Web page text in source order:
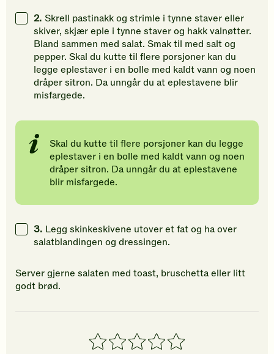
2. Skrell pastinakk og strimle i tynne staver eller
skiver, skjær eple i tynne staver og hakk valnøtter.
Bland sammen med salat. Smak til med salt og
pepper. Skal du kutte til flere porsjoner kan du
legge eplestaver i en bolle med kaldt vann og noen
dråper sitron. Da unngår du at eplestavene blir
misfargede.
Skal du kutte til flere porsjoner kan du legge
eplestaver i en bolle med kaldt vann og noen
dråper sitron. Da unngår du at eplestavene
blir misfargede.
3. Legg skinkeskivene utover et fat og ha over
salatblandingen og dressingen.
Server gjerne salaten med toast, bruschetta eller litt
godt brød.
1
stjerner
2
stjerner
3
stjerner
4
stjerner
5
stjerner